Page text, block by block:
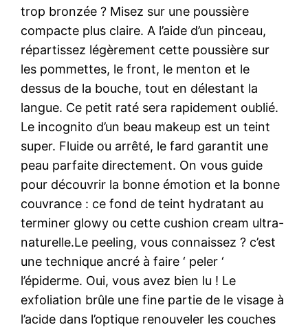
trop bronzée ? Misez sur une poussière
compacte plus claire. A l’aide d’un pinceau,
répartissez légèrement cette poussière sur
les pommettes, le front, le menton et le
dessus de la bouche, tout en délestant la
langue. Ce petit raté sera rapidement oublié.
Le incognito d’un beau makeup est un teint
super. Fluide ou arrêté, le fard garantit une
peau parfaite directement. On vous guide
pour découvrir la bonne émotion et la bonne
couvrance : ce fond de teint hydratant au
terminer glowy ou cette cushion cream ultra-
naturelle.Le peeling, vous connaissez ? c’est
une technique ancré à faire ‘ peler ‘
l’épiderme. Oui, vous avez bien lu ! Le
exfoliation brûle une fine partie de le visage à
l’acide dans l’optique renouveler les couches